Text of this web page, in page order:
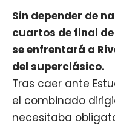
Sin depender de
cuartos de final
se enfrentará a
del superclásico.
Tras caer ante
el combinado
necesitaba